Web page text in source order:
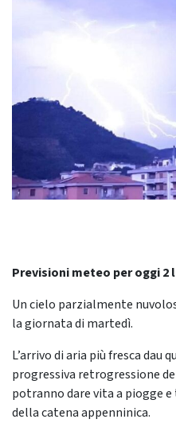
Previsioni meteo per oggi 2
Un cielo parzialmente
la giornata di martedì.
L’arrivo di aria più fresca dau
progressiva retrogressione
potranno dare vita a piogge
della catena appenninica.